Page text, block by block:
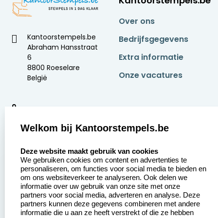
Kantoorstempels.be
Abraham Hansstraat
6
8800 Roeselare
België
9
Over ons
Bedrijfsgegevens
Extra informatie
Onze vacatures
Aanvraag op maat
Betaling &
Verzending
Wederverkoper
Contact opnemen
Veel gestelde vragen
Retourneren
Welkom bij Kantoorstempels.be
Deze website maakt gebruik van cookies
We gebruiken cookies om content en advertenties te
personaliseren, om functies voor social media te bieden en
om ons websiteverkeer te analyseren. Ook delen we
informatie over uw gebruik van onze site met onze
partners voor social media, adverteren en analyse. Deze
partners kunnen deze gegevens combineren met andere
informatie die u aan ze heeft verstrekt of die ze hebben